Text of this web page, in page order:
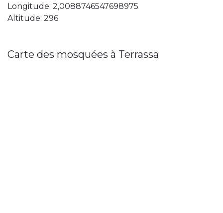
Longitude: 2,0088746547698975
Altitude: 296
Carte des mosquées à Terrassa